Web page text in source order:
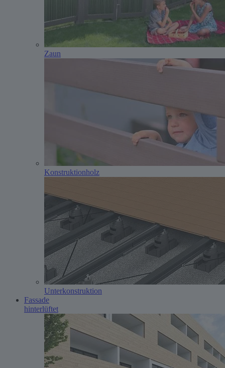
Zaun
Konstruktionholz
Unterkonstruktion
Fassade
hinterlüftet